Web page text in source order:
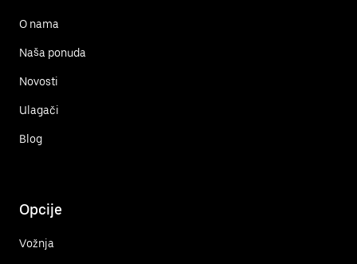
O nama
Naša ponuda
Novosti
Ulagači
Blog
Opcije
Vožnja